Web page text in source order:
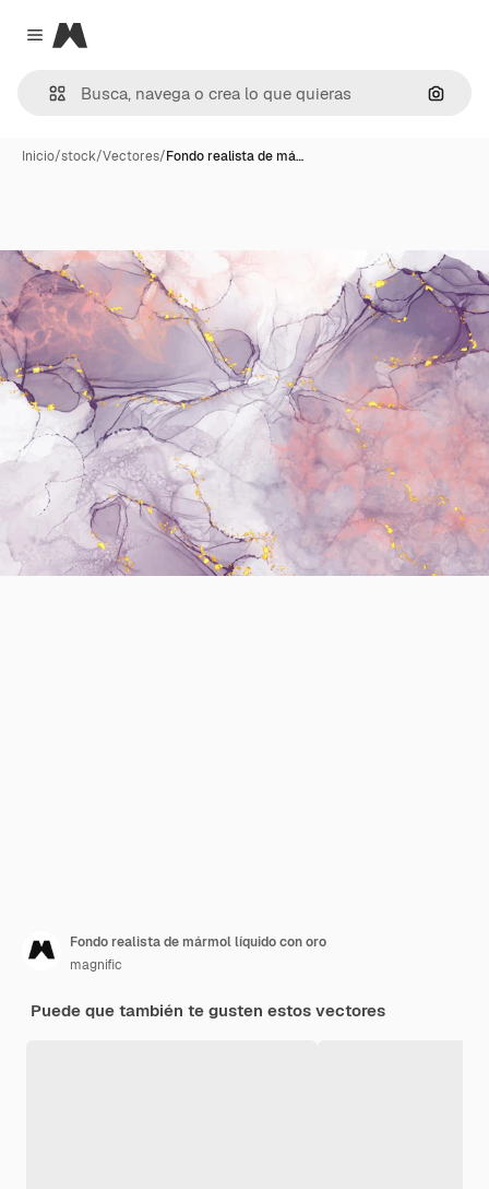
Close menu
Magnific
Inicio/stock/Vectores/Fondo realista de má…
Fondo realista de mármol líquido con oro
magnific
Puede que también te gusten estos vectores